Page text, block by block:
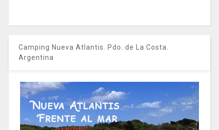
Camping Nueva Atlantis. Pdo. de La Costa.
Argentina